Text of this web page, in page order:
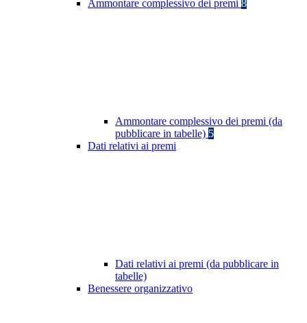
Ammontare complessivo dei premi 8
Ammontare complessivo dei premi (da
pubblicare in tabelle) 5
Dati relativi ai premi
Dati relativi ai premi (da pubblicare in
tabelle)
Benessere organizzativo